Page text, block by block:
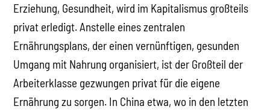
Erziehung, Gesundheit, wird im Kapitalismus großteils
privat erledigt. Anstelle eines zentralen
Ernährungsplans, der einen vernünftigen, gesunden
Umgang mit Nahrung organisiert, ist der Großteil der
Arbeiterklasse gezwungen privat für die eigene
Ernährung zu sorgen. In China etwa, wo in den letzten